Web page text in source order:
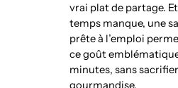
vrai plat de partage.
temps manque, une
prête à l’emploi
ce goût
minutes, sans
gourmandise.